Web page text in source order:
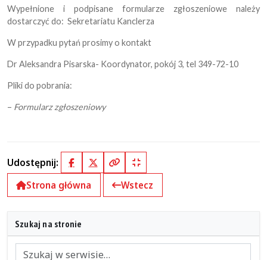
Wypełnione i podpisane formularze zgłoszeniowe należy
dostarczyć do: Sekretariatu Kanclerza
W przypadku pytań prosimy o kontakt
Dr Aleksandra Pisarska- Koordynator, pokój 3, tel 349-72-10
Pliki do pobrania:
– Formularz zgłoszeniowy
Udostępnij: FacebookX (Twitter)
Kopiuj pełny link
Kopiuj krótki link
Strona główna
Wstecz
Szukaj na stronie